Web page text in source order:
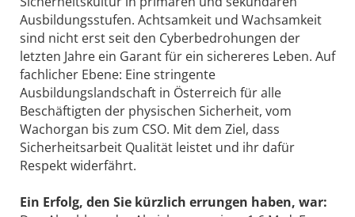
Ausbildungsstufen. Achtsamkeit und Wachsamkeit
sind nicht erst seit den Cyberbedrohungen der
letzten Jahre ein Garant für ein sichereres Leben. Auf
fachlicher Ebene: Eine stringente
Ausbildungslandschaft in Österreich für alle
Beschäftigten der physischen Sicherheit, vom
Wachorgan bis zum CSO. Mit dem Ziel, dass
Sicherheitsarbeit Qualität leistet und ihr dafür
Respekt widerfährt.
Ein Erfolg, den Sie kürzlich errungen haben, war: